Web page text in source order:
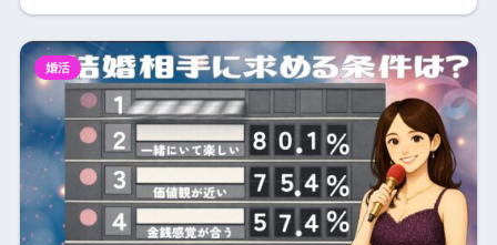
婚活